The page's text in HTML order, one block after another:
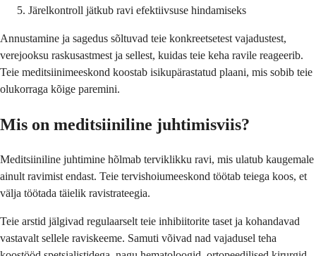
Järelkontroll jätkub ravi efektiivsuse hindamiseks
Annustamine ja sagedus sõltuvad teie konkreetsetest vajadustest,
verejooksu raskusastmest ja sellest, kuidas teie keha ravile reageerib.
Teie meditsiinimeeskond koostab isikupärastatud plaani, mis sobib teie
olukorraga kõige paremini.
Mis on meditsiiniline juhtimisviis?
Meditsiiniline juhtimine hõlmab terviklikku ravi, mis ulatub kaugemale
ainult ravimist endast. Teie tervishoiumeeskond töötab teiega koos, et
välja töötada täielik ravistrateegia.
Teie arstid jälgivad regulaarselt teie inhibiitorite taset ja kohandavad
vastavalt sellele raviskeeme. Samuti võivad nad vajadusel teha